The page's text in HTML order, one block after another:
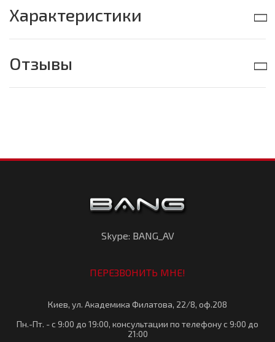
Характеристики
Отзывы
Skype: BANG_AV
ПЕРЕЗВОНИТЬ МНЕ!
Киев, ул. Академика Филатова, 22/8, оф.208
Пн.-Пт. - с 9:00 до 19:00, консультации по телефону с 9:00 до
21:00